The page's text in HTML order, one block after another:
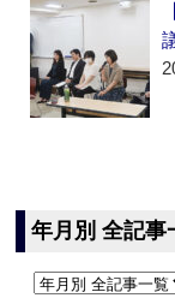
年月別 全記事